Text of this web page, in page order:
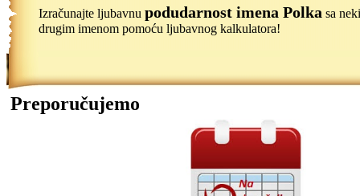
Izračunajte ljubavnu podudarnost imena Polka sa
drugim imenom pomoću ljubavnog kalkulatora!
Preporučujemo